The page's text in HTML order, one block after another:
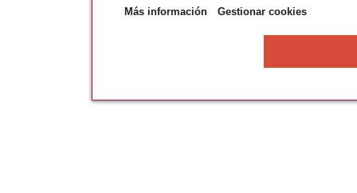
Más información Gestionar cookies